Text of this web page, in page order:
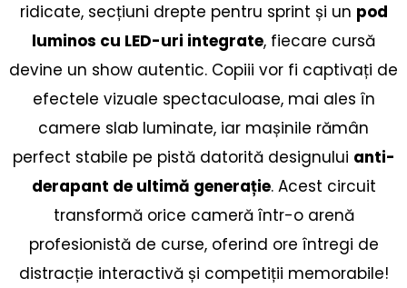
ridicate, secțiuni drepte pentru sprint și un pod
luminos cu LED-uri integrate, fiecare cursă
devine un show autentic. Copiii vor fi captivați de
efectele vizuale spectaculoase, mai ales în
camere slab luminate, iar mașinile rămân
perfect stabile pe pistă datorită designului anti-
derapant de ultimă generație. Acest circuit
transformă orice cameră într-o arenă
profesionistă de curse, oferind ore întregi de
distracție interactivă și competiții memorabile!